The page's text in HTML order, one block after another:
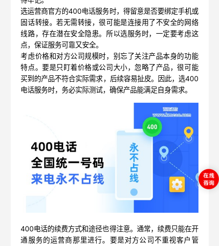
选运营商官方的400电话服务时，得留意是否要绑定手机或
固话转接。若无需转接，很可能是连接用了不安全的网络
线路，存在潜在安全隐患。所以选服务时，一定要考虑这
点，保证服务可靠又安全。
考虑价格和对方公司规模时，别忘了关注产品本身的功能
特点。要是只盯着价格或公司大小，忽略了产品，很可能
买到的产品不符合实际需求，后续容易扯皮。因此，选400
电话服务时，务必实际测试，确保产品能满足自身需求。
400电话的续费方式和途径也得注意。通常，续费只能在开
通服务的运营商那里进行。要是对方公司不重视客户管